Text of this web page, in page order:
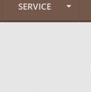
SERVICE